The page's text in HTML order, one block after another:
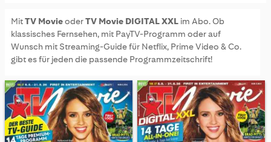
MitTV MovieoderTV Movie DIGITAL XXL im Abo. Ob
klassisches Fernsehen, mit PayTV-Programm oder auf
Wunsch mit Streaming-Guide für Netflix, Prime Video & Co.
gibt es für jeden die passende Programmzeitschrift!